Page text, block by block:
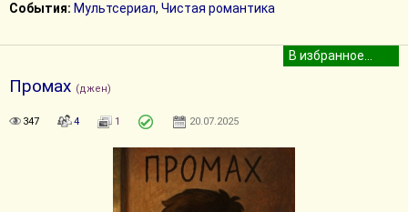
События: Мультсериал, Чистая романтика
Промах (джен)
347 4 1 20.07.2025